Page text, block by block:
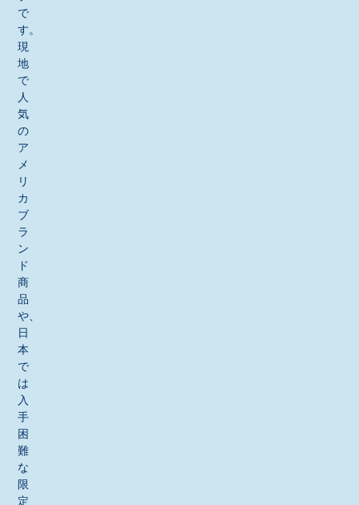
で
す。
現
地
で
人
気
の
ア
メ
リ
カ
ブ
ラ
ン
ド
商
品
や、
日
本
で
は
入
手
困
難
な
限
定